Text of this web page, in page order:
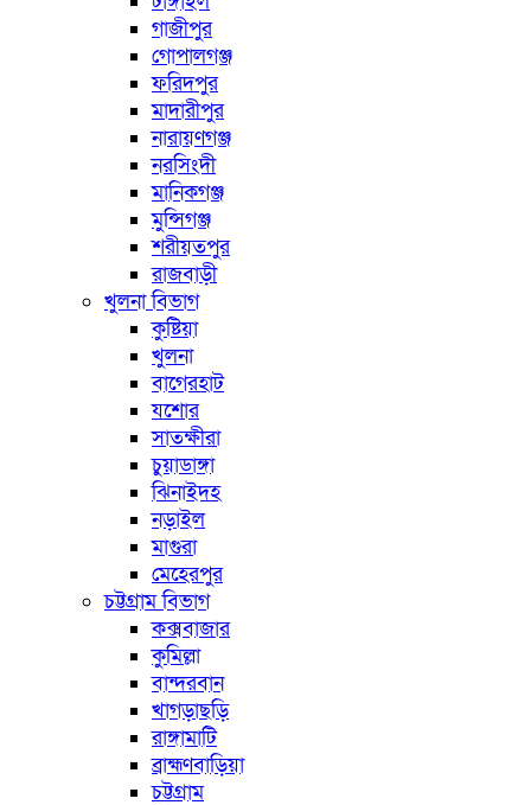
গাজীপুর
গোপালগঞ্জ
ফরিদপুর
মাদারীপুর
নারায়ণগঞ্জ
নরসিংদী
মানিকগঞ্জ
মুন্সিগঞ্জ
শরীয়তপুর
রাজবাড়ী
খুলনা বিভাগ
কুষ্টিয়া
খুলনা
বাগেরহাট
যশোর
সাতক্ষীরা
চুয়াডাঙ্গা
ঝিনাইদহ
নড়াইল
মাগুরা
মেহেরপুর
চট্টগ্রাম বিভাগ
কক্সবাজার
কুমিল্লা
বান্দরবান
খাগড়াছড়ি
রাঙ্গামাটি
ব্রাহ্মণবাড়িয়া
চট্টগ্রাম